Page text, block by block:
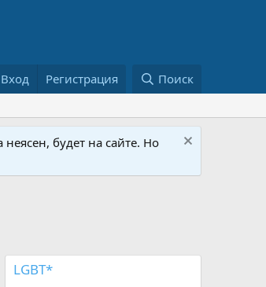
Вход Регистрация Поиск
будет на сайте. Но
LGBT*